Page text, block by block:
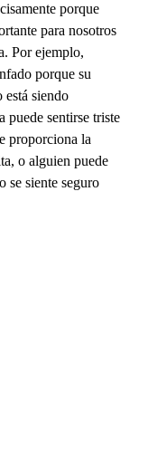
porque
para nosotros
Por ejemplo,
porque su
está siendo
puede sentirse triste
proporciona la
o alguien puede
se siente seguro